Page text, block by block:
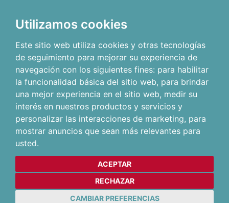
Utilizamos cookies
Este sitio web utiliza cookies y otras tecnologías
de seguimiento para mejorar su experiencia de
navegación con los siguientes fines: para habilitar
la funcionalidad básica del sitio web, para brindar
una mejor experiencia en el sitio web, medir su
interés en nuestros productos y servicios y
personalizar las interacciones de marketing, para
mostrar anuncios que sean más relevantes para
usted.
ACEPTAR
RECHAZAR
CAMBIAR PREFERENCIAS